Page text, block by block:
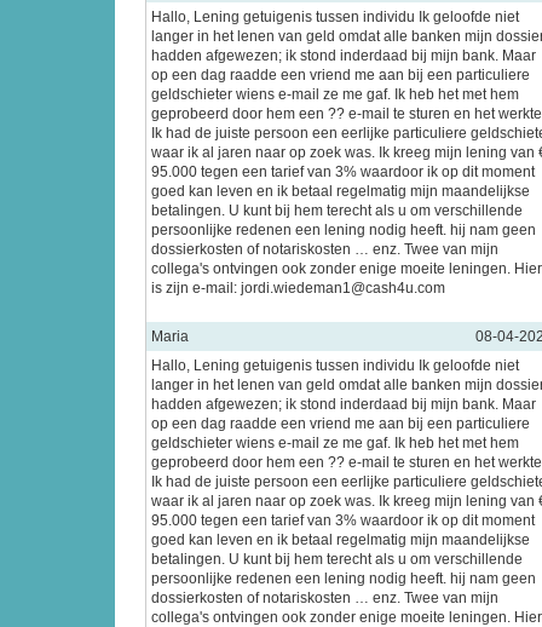
Hallo, Lening getuigenis tussen individu Ik geloofde niet
langer in het lenen van geld omdat alle banken mijn
hadden afgewezen; ik stond inderdaad bij mijn bank. Maar
op een dag raadde een vriend me aan bij een particuliere
geldschieter wiens e-mail ze me gaf. Ik heb het met hem
geprobeerd door hem een ?? e-mail te sturen en het
Ik had de juiste persoon een eerlijke particuliere
waar ik al jaren naar op zoek was. Ik kreeg mijn lening van
95.000 tegen een tarief van 3% waardoor ik op dit moment
goed kan leven en ik betaal regelmatig mijn maandelijkse
betalingen. U kunt bij hem terecht als u om verschillende
persoonlijke redenen een lening nodig heeft. hij nam geen
dossierkosten of notariskosten … enz. Twee van mijn
collega's ontvingen ook zonder enige moeite leningen. Hier
is zijn e-mail: jordi.wiedeman1@cash4u.com
Maria
08-04-
Hallo, Lening getuigenis tussen individu Ik geloofde niet
langer in het lenen van geld omdat alle banken mijn
hadden afgewezen; ik stond inderdaad bij mijn bank. Maar
op een dag raadde een vriend me aan bij een particuliere
geldschieter wiens e-mail ze me gaf. Ik heb het met hem
geprobeerd door hem een ?? e-mail te sturen en het
Ik had de juiste persoon een eerlijke particuliere
waar ik al jaren naar op zoek was. Ik kreeg mijn lening van
95.000 tegen een tarief van 3% waardoor ik op dit moment
goed kan leven en ik betaal regelmatig mijn maandelijkse
betalingen. U kunt bij hem terecht als u om verschillende
persoonlijke redenen een lening nodig heeft. hij nam geen
dossierkosten of notariskosten … enz. Twee van mijn
collega's ontvingen ook zonder enige moeite leningen. Hier